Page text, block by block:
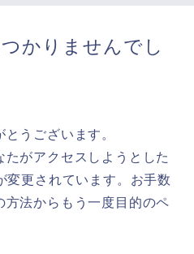
かりませんでし
うございます。
がアクセスしようとした
変更されています。お手数
方法からもう一度目的のペ